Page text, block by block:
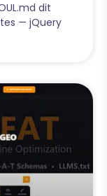
dit
— jQuery